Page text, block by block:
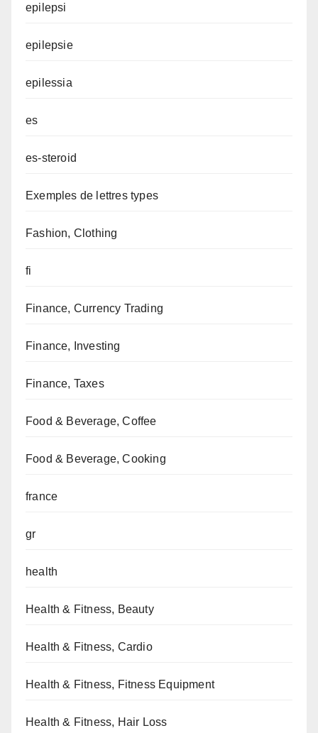
epilepsi
epilepsie
epilessia
es
es-steroid
Exemples de lettres types
Fashion, Clothing
fi
Finance, Currency Trading
Finance, Investing
Finance, Taxes
Food & Beverage, Coffee
Food & Beverage, Cooking
france
gr
health
Health & Fitness, Beauty
Health & Fitness, Cardio
Health & Fitness, Fitness Equipment
Health & Fitness, Hair Loss